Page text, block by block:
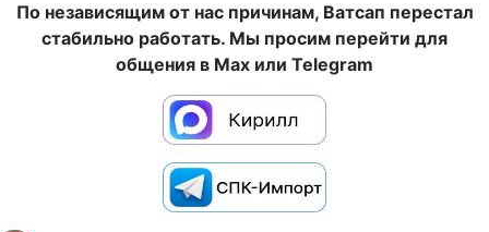
По независящим от нас причинам, Ватсап перестал
стабильно работать. Мы просим перейти для
общения в Max или Telegram